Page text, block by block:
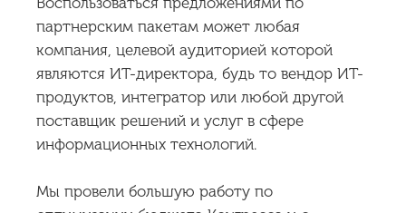
партнерским пакетам может любая
компания, целевой аудиторией которой
являются ИТ-директора, будь то вендор ИТ-
продуктов, интегратор или любой другой
поставщик решений и услуг в сфере
информационных технологий.
Мы провели большую работу по